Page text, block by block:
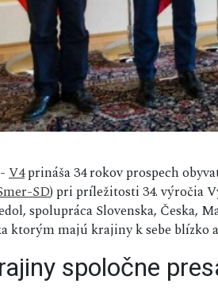
V4prináša 34 rokov prospech
SD) pri príležitosti 34. výročia
spolupráca Slovenska, Česka,
ktorým majú krajiny k sebe blízko
spoločne